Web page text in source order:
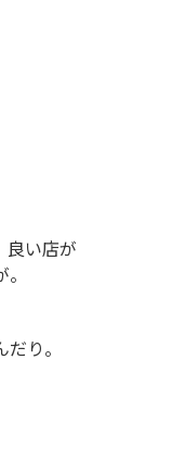
良い店が
り。